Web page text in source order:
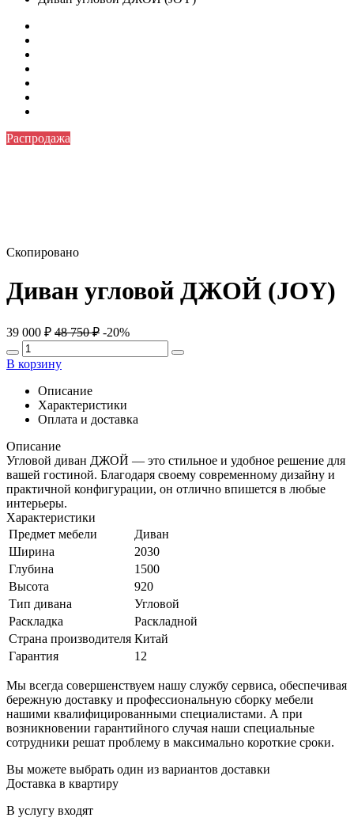
Распродажа
Скопировано
Диван угловой ДЖОЙ (JOY)
39 000 ₽ 48 750₽ -20%
В корзину
Описание
Характеристики
Оплата и доставка
Описание
Угловой диван ДЖОЙ — это стильное и удобное решение для
вашей гостиной. Благодаря своему современному дизайну и
практичной конфигурации, он отлично впишется в любые
интерьеры.
Характеристики
Предмет мебели
Диван
Ширина
2030
Глубина
1500
Высота
920
Тип дивана
Угловой
Раскладка
Раскладной
Страна производителя Китай
Гарантия
12
Мы всегда совершенствуем нашу службу сервиса, обеспечивая
бережную доставку и профессиональную сборку мебели
нашими квалифицированными специалистами. А при
возникновении гарантийного случая наши специальные
сотрудники решат проблему в максимально короткие сроки.
Вы можете выбрать один из вариантов доставки
Доставка в квартиру
В услугу входят